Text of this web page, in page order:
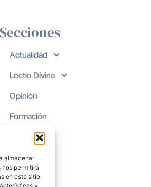
almacenar
permitirá
en este sitio.
Secciones
Actualidad
Lectio Divina
Opinión
Formación